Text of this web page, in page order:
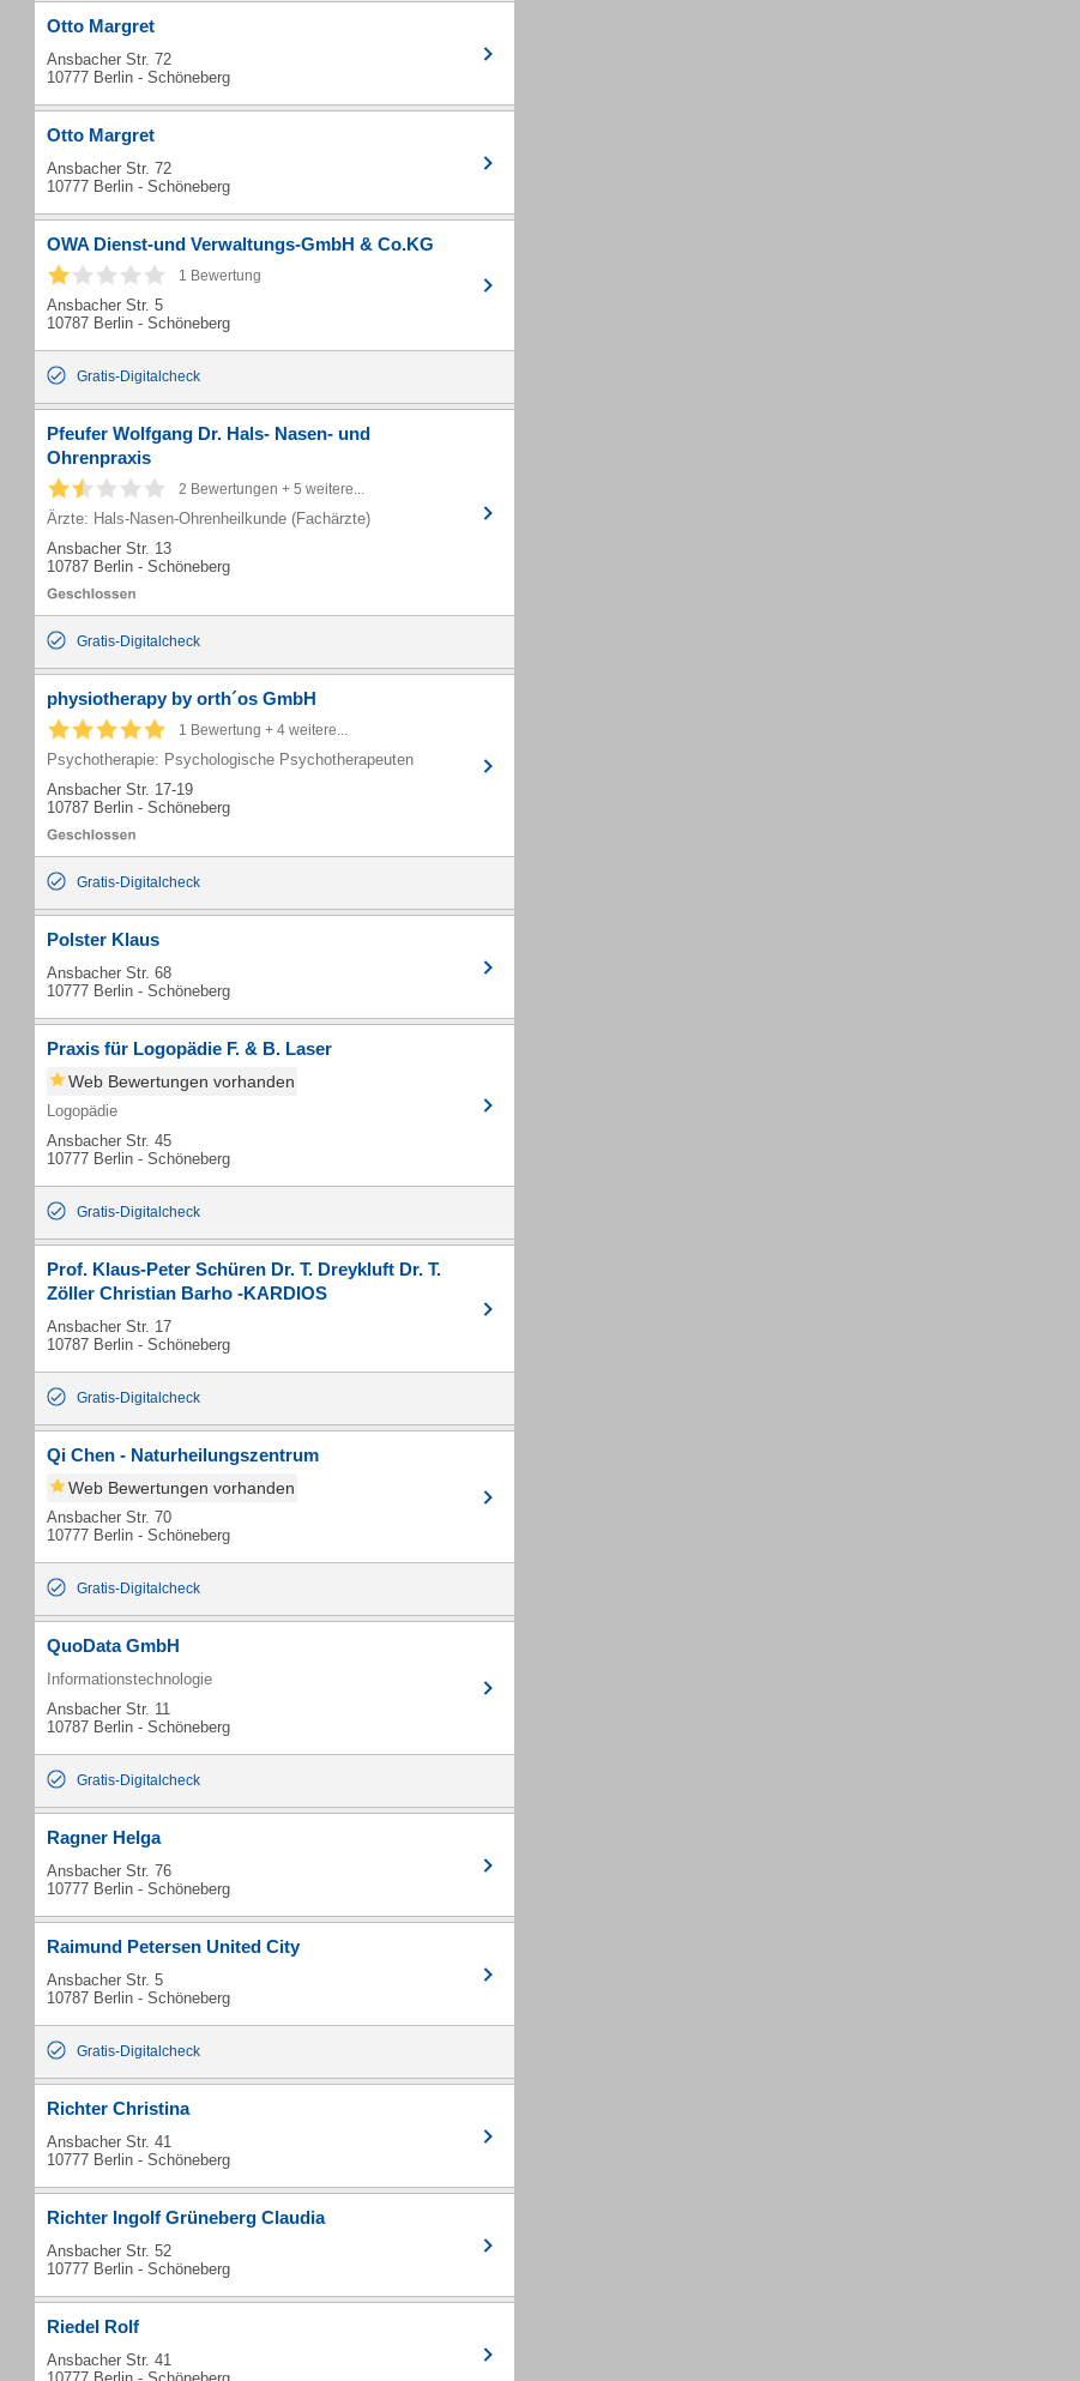
Otto Margret
Ansbacher Str. 72
10777 Berlin - Schöneberg
Otto Margret
Ansbacher Str. 72
10777 Berlin - Schöneberg
OWA Dienst-und Verwaltungs-GmbH & Co.KG
1 Bewertung
Ansbacher Str. 5
10787 Berlin - Schöneberg
Gratis-Digitalcheck
Pfeufer Wolfgang Dr. Hals- Nasen- und
Ohrenpraxis
2 Bewertungen + 5 weitere...
Ärzte: Hals-Nasen-Ohrenheilkunde (Fachärzte)
Ansbacher Str. 13
10787 Berlin - Schöneberg
Gratis-Digitalcheck
physiotherapy by orth´os GmbH
1 Bewertung + 4 weitere...
Psychotherapie: Psychologische Psychotherapeuten
Ansbacher Str. 17-19
10787 Berlin - Schöneberg
Gratis-Digitalcheck
Polster Klaus
Ansbacher Str. 68
10777 Berlin - Schöneberg
Praxis für Logopädie F. & B. Laser
Web Bewertungen vorhanden
Logopädie
Ansbacher Str. 45
10777 Berlin - Schöneberg
Gratis-Digitalcheck
Prof. Klaus-Peter Schüren Dr. T. Dreykluft Dr. T.
Zöller Christian Barho -KARDIOS
Ansbacher Str. 17
10787 Berlin - Schöneberg
Gratis-Digitalcheck
Qi Chen - Naturheilungszentrum
Web Bewertungen vorhanden
Ansbacher Str. 70
10777 Berlin - Schöneberg
Gratis-Digitalcheck
QuoData GmbH
Informationstechnologie
Ansbacher Str. 11
10787 Berlin - Schöneberg
Gratis-Digitalcheck
Ragner Helga
Ansbacher Str. 76
10777 Berlin - Schöneberg
Raimund Petersen United City
Ansbacher Str. 5
10787 Berlin - Schöneberg
Gratis-Digitalcheck
Richter Christina
Ansbacher Str. 41
10777 Berlin - Schöneberg
Richter Ingolf Grüneberg Claudia
Ansbacher Str. 52
10777 Berlin - Schöneberg
Riedel Rolf
Ansbacher Str. 41